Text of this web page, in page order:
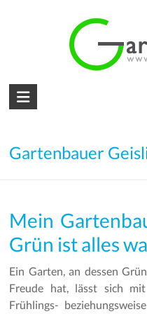
den
Träume
Gartengestaltung
Gartenbau
Gartenbauer
Mein
Grün ist alles
Ein Garten, an dessen
Freude hat, lässt sich
Frühlings-